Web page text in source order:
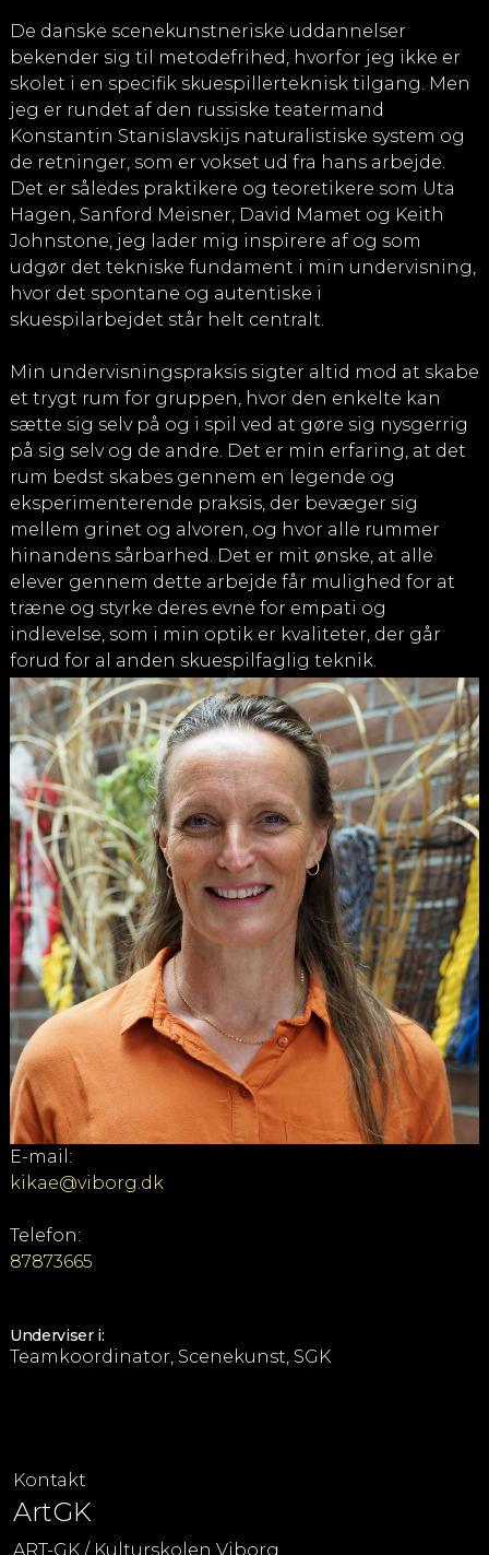
De danske scenekunstneriske uddannelser
bekender sig til metodefrihed, hvorfor jeg ikke er
skolet i en specifik skuespillerteknisk tilgang. Men
jeg er rundet af den russiske teatermand
Konstantin Stanislavskijs naturalistiske system og
de retninger, som er vokset ud fra hans arbejde.
Det er således praktikere og teoretikere som Uta
Hagen, Sanford Meisner, David Mamet og Keith
Johnstone, jeg lader mig inspirere af og som
udgør det tekniske fundament i min undervisning,
hvor det spontane og autentiske i
skuespilarbejdet står helt centralt.
Min undervisningspraksis sigter altid mod at skabe
et trygt rum for gruppen, hvor den enkelte kan
sætte sig selv på og i spil ved at gøre sig nysgerrig
på sig selv og de andre. Det er min erfaring, at det
rum bedst skabes gennem en legende og
eksperimenterende praksis, der bevæger sig
mellem grinet og alvoren, og hvor alle rummer
hinandens sårbarhed. Det er mit ønske, at alle
elever gennem dette arbejde får mulighed for at
træne og styrke deres evne for empati og
indlevelse, som i min optik er kvaliteter, der går
forud for al anden skuespilfaglig teknik.
E-mail:
kikae@viborg.dk
Telefon:
87873665
Underviser i:
Teamkoordinator, Scenekunst, SGK
Kontakt
ArtGK
ART-GK / Kulturskolen Viborg